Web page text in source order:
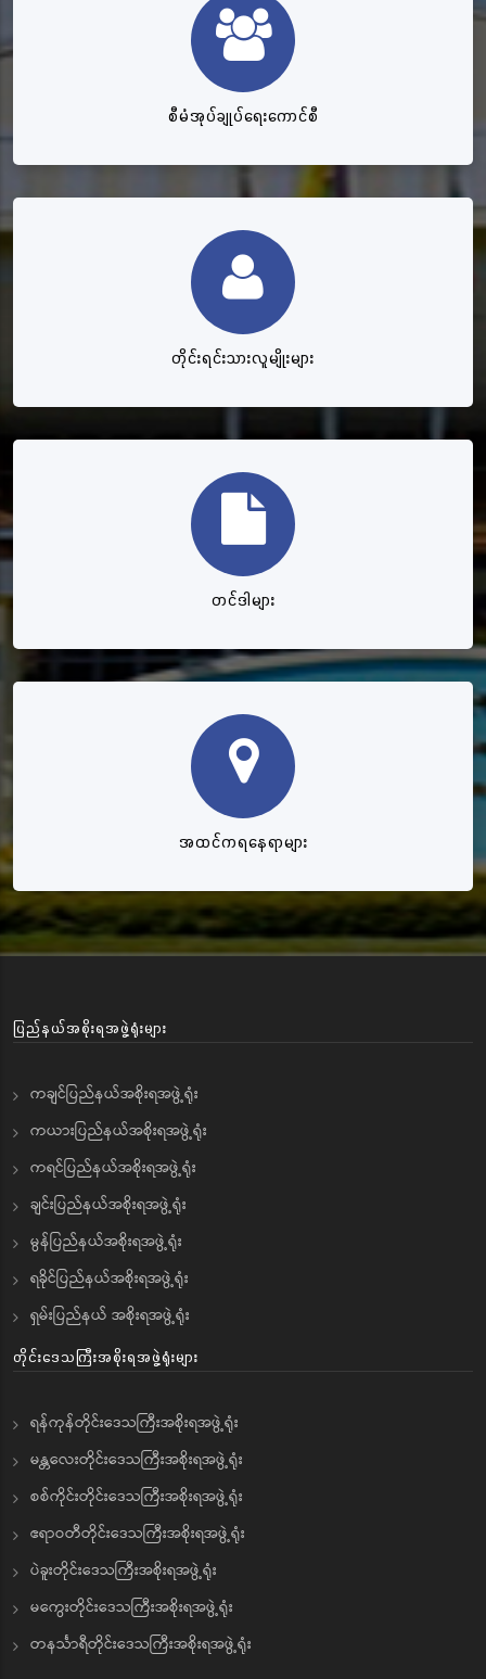
စီမံအုပ်ချုပ်ရေးကောင်စီ
တိုင်းရင်းသားလူမျိုးများ
တင်ဒါများ
အထင်ကရနေရာများ
ပြည်နယ်အစိုးရအဖွဲ့ရုံးများ
ကချင်ပြည်နယ်အစိုးရအဖွဲ့ရုံး
ကယားပြည်နယ်အစိုးရအဖွဲ့ရုံး
ကရင်ပြည်နယ်အစိုးရအဖွဲ့ရုံး
ချင်းပြည်နယ်အစိုးရအဖွဲ့ရုံး
မွန်ပြည်နယ်အစိုးရအဖွဲ့ရုံး
ရခိုင်ပြည်နယ်အစိုးရအဖွဲ့ရုံး
ရှမ်းပြည်နယ် အစိုးရအဖွဲ့ရုံး
တိုင်းဒေသကြီးအစိုးရအဖွဲ့ရုံးများ
ရန်ကုန်တိုင်းဒေသကြီးအစိုးရအဖွဲ့ရုံး
မန္တလေးတိုင်းဒေသကြီးအစိုးရအဖွဲ့ရုံး
စစ်ကိုင်းတိုင်းဒေသကြီးအစိုးရအဖွဲ့ရုံး
ဧရာဝတီတိုင်းဒေသကြီးအစိုးရအဖွဲ့ရုံး
ပဲခူးတိုင်းဒေသကြီးအစိုးရအဖွဲ့ရုံး
မကွေးတိုင်းဒေသကြီးအစိုးရအဖွဲ့ရုံး
တနင်္သာရီတိုင်းဒေသကြီးအစိုးရအဖွဲ့ရုံး